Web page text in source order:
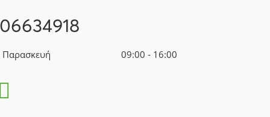
Παρασκευή 09:00 - 16:00